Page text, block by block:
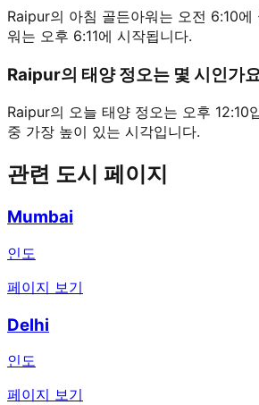
Raipur의 아침 골든아워는 오전 6:10에
워는 오후 6:11에 시작됩니다.
Raipur의 태양 정오는 몇 시인가
Raipur의 오늘 태양 정오는 오후 12:10
중 가장 높이 있는 시각입니다.
관련 도시 페이지
Mumbai
인도
페이지 보기
Delhi
인도
페이지 보기